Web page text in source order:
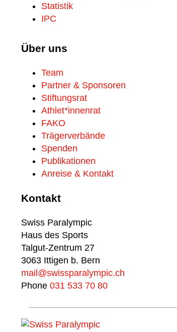
Statistik
IPC
Über uns
Team
Partner & Sponsoren
Stiftungsrat
Athlet*innenrat
FAKO
Trägerverbände
Spenden
Publikationen
Anreise & Kontakt
Kontakt
Swiss Paralympic
Haus des Sports
Talgut-Zentrum 27
3063 Ittigen b. Bern
mail@swissparalympic.ch
Phone 031 533 70 80